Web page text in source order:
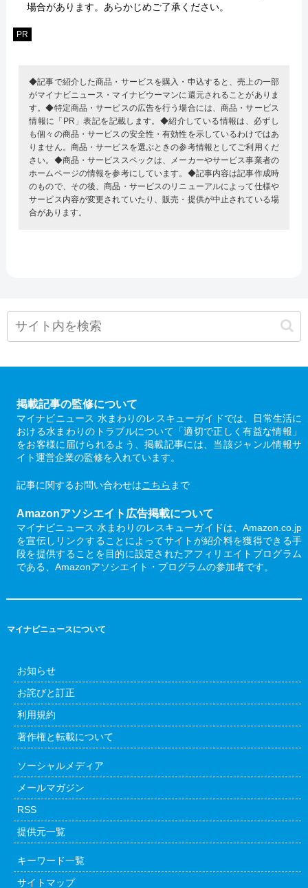
場合があります。あらかじめご了承ください。
PR
◆記事で紹介した商品・サービスを購入・申込すると、売上の一部
がマイナビニュース・マイナビウーマンに還元されることがありま
す。◆特定商品・サービスの広告を行う場合には、商品・サービス
情報に「PR」表記を記載します。◆紹介している情報は、必ずし
も個々の商品・サービスの安全性・有効性を示しているわけではあ
りません。商品・サービスを選ぶときの参考情報としてご利用くだ
さい。◆商品・サービススペックは、メーカーやサービス事業者の
ホームページの情報を参考にしています。◆記事内容は記事作成時
のもので、その後、商品・サービスのリニューアルによって仕様や
サービス内容が変更されていたり、販売・提供が中止されている場
合があります。
掲載記事の監修について
マイナビニュース 水まわりのレスキューガイドでは、日常生活に
おける水まわりのトラブルについて「適切で正しく有益な情報」
をお客様に届けられるよう、掲載記事には、当該ジャンル情報サ
イト運営企業の監修を入れています。
記事に関するお問い合わせはこちら まで
Amazonアソシエイト広告掲載について
マイナビニュース 水まわりのレスキューガイドは、Amazon.co.jp
を宣伝しリンクすることによってサイトが紹介料を獲得できる手
段を提供することを目的に設定されたアフィリエイトプログラム
である、Amazonアソシエイト・プログラムの参加者です。
マイナビニュースについて
お知らせ
お詫びと訂正
利用規約
著作権と転載について
ソーシャルメディア
メールマガジン
RSS
提供元一覧
キーワード一覧
サイトマップ